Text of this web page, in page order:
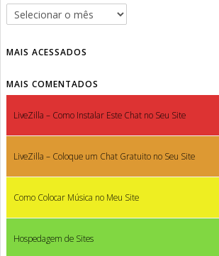
MAIS ACESSADOS
MAIS COMENTADOS
LiveZilla – Como Instalar Este Chat no Seu Site
LiveZilla – Coloque um Chat Gratuito no Seu Site
Como Colocar Música no Meu Site
Hospedagem de Sites